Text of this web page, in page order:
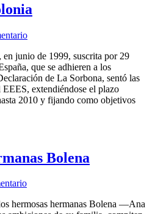
junio de 1999, suscrita por 29
que se adhieren a los
de La Sorbona, sentó las
extendiéndose el plazo
2010 y fijando como objetivos
Bolena
hermosas hermanas Bolena —Ana